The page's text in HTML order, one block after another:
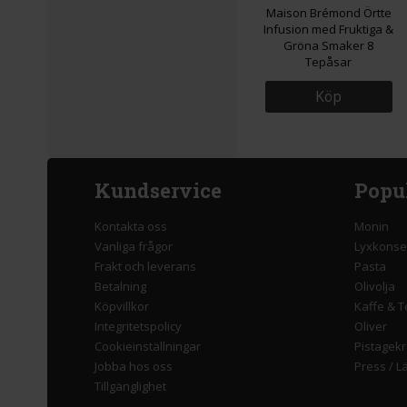
Maison Brémond Örtte
Infusion med Fruktiga &
Gröna Smaker 8
Tepåsar
Köp
Kundservice
Kontakta oss
Vanliga frågor
Frakt och leverans
Betalning
Köpvillkor
Integritetspolicy
Cookieinställningar
Jobba hos oss
Tillgänglighet
Monin
Pasta
Olivolja
Kaffe &
Oliver
Press /